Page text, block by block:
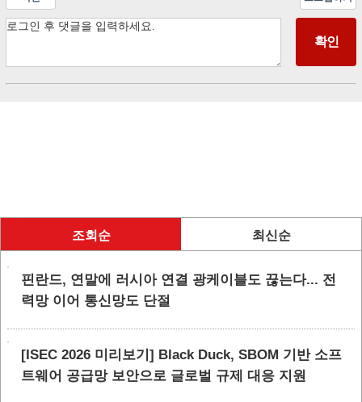
조회순 최신순
핀란드, 연말에 러시아 연결 광케이블도 끊는다... 전
력망 이어 통신망도 단절
[ISEC 2026 미리보기] Black Duck, SBOM 기반 소프
트웨어 공급망 보안으로 글로벌 규제 대응 지원